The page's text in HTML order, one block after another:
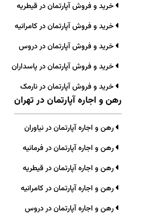
خرید و فروش آپارتمان در قیطریه
خرید و فروش آپارتمان در کامرانیه
خرید و فروش آپارتمان در دروس
خرید و فروش آپارتمان در پاسداران
خرید و فروش آپارتمان در نارمک
رهن و اجاره آپارتمان در تهران
رهن و اجاره آپارتمان در نیاوران
رهن و اجاره آپارتمان در فرمانیه
رهن و اجاره آپارتمان در قیطریه
رهن و اجاره آپارتمان در کامرانیه
رهن و اجاره آپارتمان در دروس